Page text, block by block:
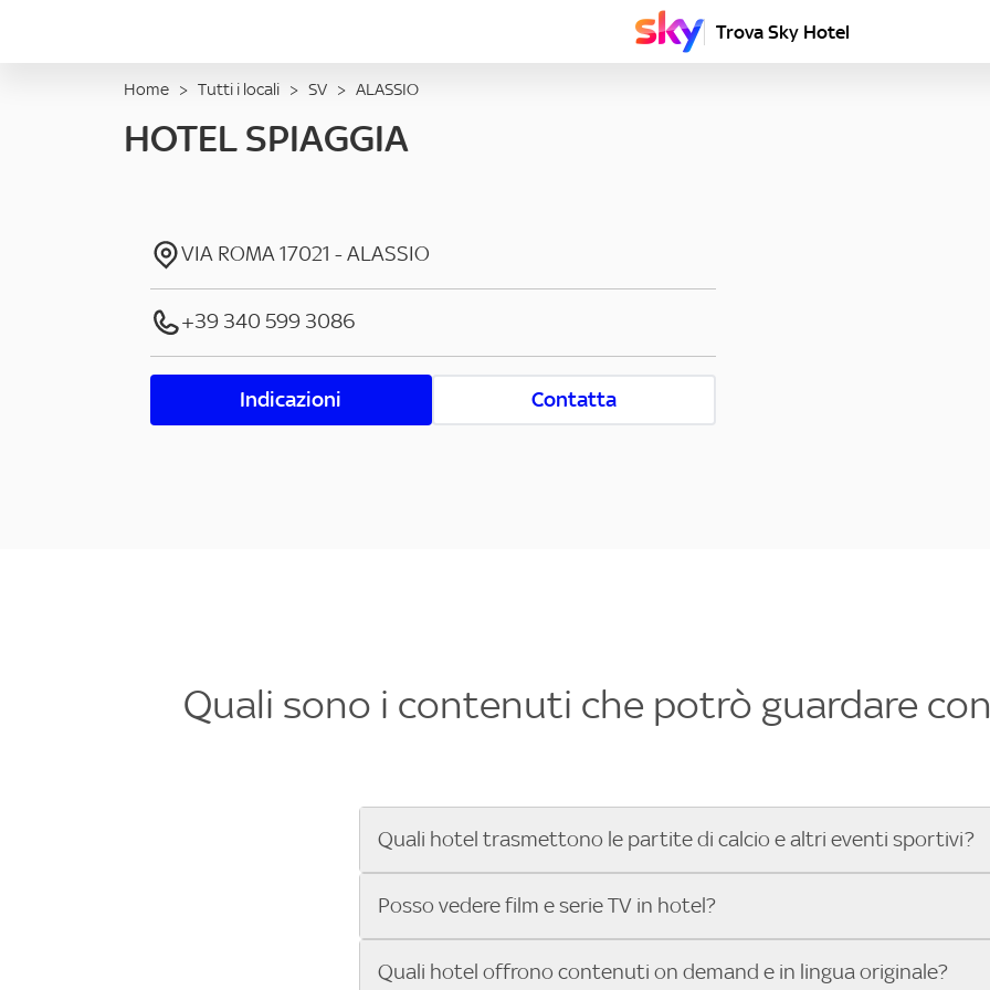
Trova Sky Hotel
Home > Tutti i locali > SV > ALASSIO
HOTEL SPIAGGIA
VIA ROMA17021 -ALASSIO
+39 340 599 3086
Indicazioni Contatta
Quali sono i contenuti che potrò guardare
Quali hotel trasmettono le partite di calcio e altri eventi sportivi?
Se cerchi un hotel dove poter vedere le partite di Serie A, UEFA Champions
che trasmette gli eventi sportivi.
Posso vedere film e serie TV in hotel?
Sì, gli hotel che hanno Sky in camera offrono una vasta selezione di film
Quali hotel offrono contenuti on demand e in lingua originale?